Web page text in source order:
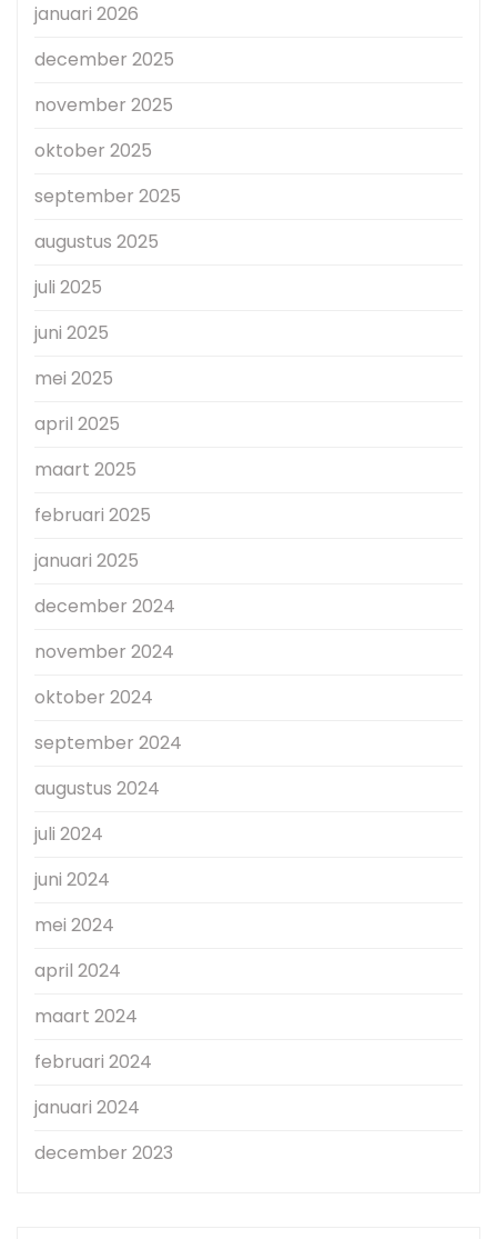
januari 2026
december 2025
november 2025
oktober 2025
september 2025
augustus 2025
juli 2025
juni 2025
mei 2025
april 2025
maart 2025
februari 2025
januari 2025
december 2024
november 2024
oktober 2024
september 2024
augustus 2024
juli 2024
juni 2024
mei 2024
april 2024
maart 2024
februari 2024
januari 2024
december 2023